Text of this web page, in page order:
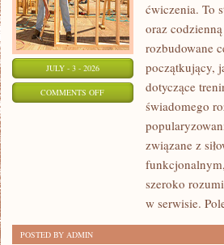
JULY - 3 - 2026
COMMENTS OFFON
ODŻYWIANIE
ćwiczenia. To
oraz
rozbudowane
początkujący,
dotyczące
świadomego
związane z
szeroko
w serwisie.
POSTED BY ADMIN